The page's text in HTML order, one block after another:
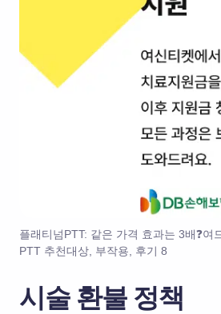
플래티넘PTT: 같은 가격 효과는 3배❓여
PTT 추천대상, 부작용, 후기 8
시술 환불 정책